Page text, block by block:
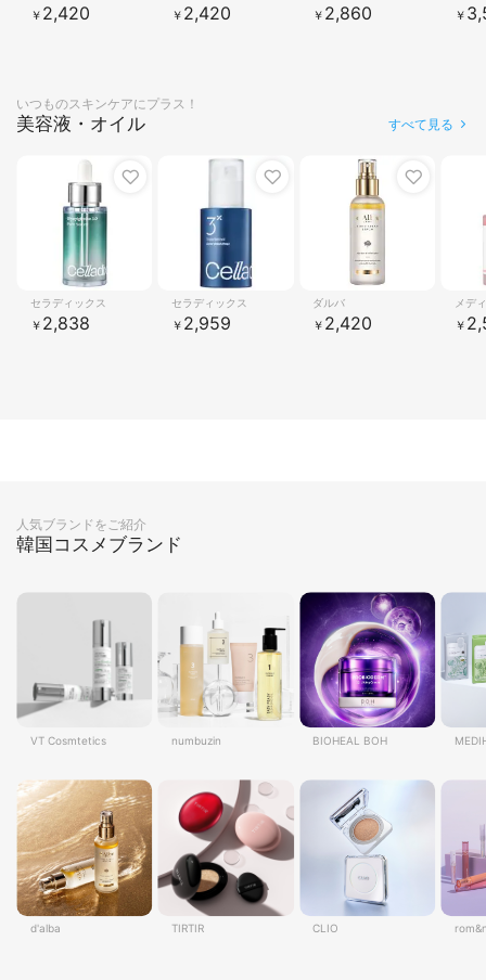
￥ 2,420 ￥ 2,420 ￥ 2,860 ￥
美容液・オイル
いつものスキンケアにプラス！
すべて見る
セラディックス
￥ 2,838
セラディックス
￥ 2,959
ダルバ
￥ 2,420
メデ
￥
韓国コスメブランド
人気ブランドをご紹介
VT Cosmtetics
d'alba
numbuzin
TIRTIR
BIOHEAL BOH
CLIO